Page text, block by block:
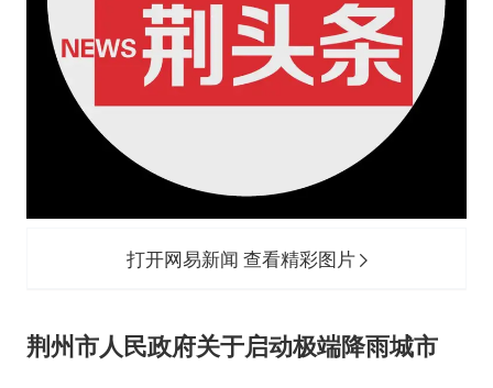
打开网易新闻 查看精彩图片
荆州市人民政府关于启动极端降雨城市